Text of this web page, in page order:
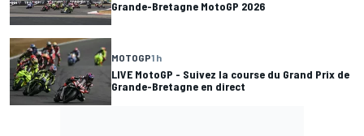
Grande-Bretagne MotoGP 2026
MOTOGP1 h
LIVE MotoGP - Suivez la course du Grand Prix de
Grande-Bretagne en direct